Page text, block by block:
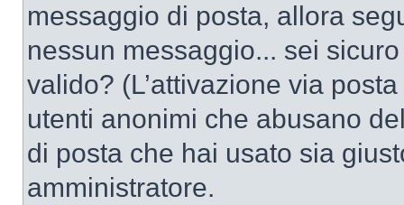
messaggio di posta, allora
nessun messaggio... sei
valido? (L’attivazione via
utenti anonimi che abusano
di posta che hai usato sia
amministratore.